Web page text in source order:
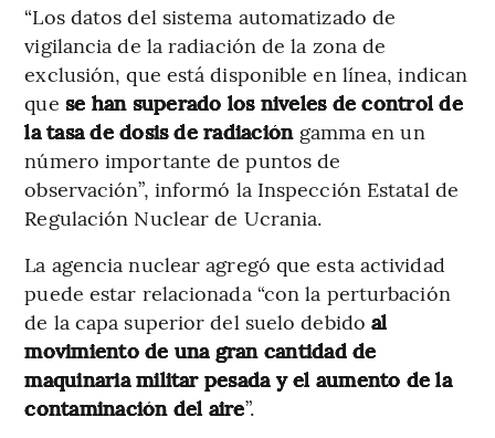
“Los datos del sistema automatizado de
vigilancia de la radiación de la zona de
exclusión, que está disponible en línea, indican
que se han superado los niveles de control de
la tasa de dosis de radiación gamma en un
número importante de puntos de
observación”, informó la Inspección Estatal de
Regulación Nuclear de Ucrania.
La agencia nuclear agregó que esta actividad
puede estar relacionada “con la perturbación
de la capa superior del suelo debido al
movimiento de una gran cantidad de
maquinaria militar pesada y el aumento de la
contaminación del aire”.